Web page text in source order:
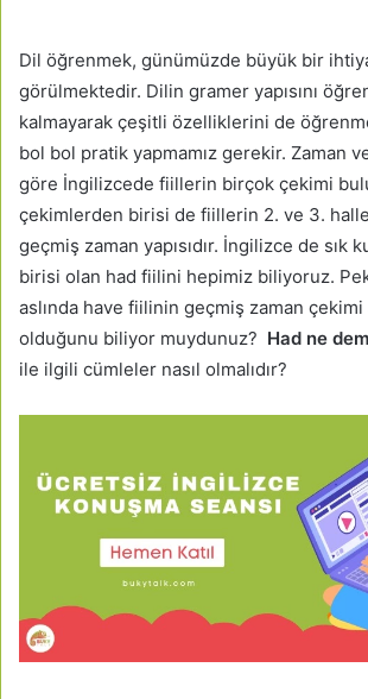
Dil öğrenmek, günümüzde büyük bir
görülmektedir. Dilin gramer yapısını
kalmayarak çeşitli özelliklerini de
bol bol pratik yapmamız gerekir. Zaman
göre İngilizcede fiillerin birçok çekimi
çekimlerden birisi de fiillerin 2. ve 3.
geçmiş zaman yapısıdır. İngilizce de sık
birisi olan had fiilini hepimiz biliyoruz.
aslında have fiilinin geçmiş zaman çekimi
olduğunu biliyor muydunuz? Had ne
ile ilgili cümleler nasıl olmalıdır?